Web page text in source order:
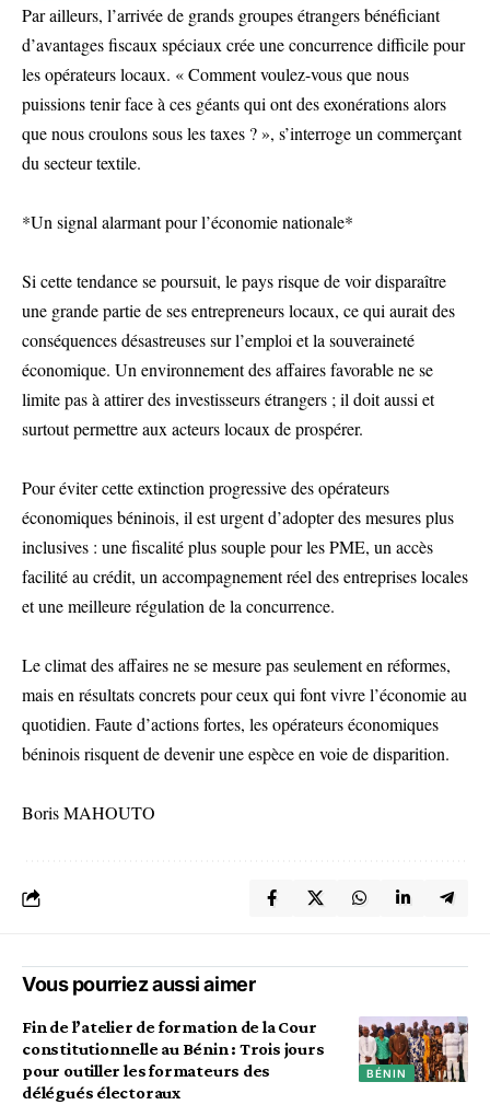
Par ailleurs, l’arrivée de grands groupes étrangers bénéficiant
d’avantages fiscaux spéciaux crée une concurrence difficile pour
les opérateurs locaux. « Comment voulez-vous que nous
puissions tenir face à ces géants qui ont des exonérations alors
que nous croulons sous les taxes ? », s’interroge un commerçant
du secteur textile.
*Un signal alarmant pour l’économie nationale*
Si cette tendance se poursuit, le pays risque de voir disparaître
une grande partie de ses entrepreneurs locaux, ce qui aurait des
conséquences désastreuses sur l’emploi et la souveraineté
économique. Un environnement des affaires favorable ne se
limite pas à attirer des investisseurs étrangers ; il doit aussi et
surtout permettre aux acteurs locaux de prospérer.
Pour éviter cette extinction progressive des opérateurs
économiques béninois, il est urgent d’adopter des mesures plus
inclusives : une fiscalité plus souple pour les PME, un accès
facilité au crédit, un accompagnement réel des entreprises locales
et une meilleure régulation de la concurrence.
Le climat des affaires ne se mesure pas seulement en réformes,
mais en résultats concrets pour ceux qui font vivre l’économie au
quotidien. Faute d’actions fortes, les opérateurs économiques
béninois risquent de devenir une espèce en voie de disparition.
Boris MAHOUTO
Vous pourriez aussi aimer
BÉNIN
Fin de l’atelier de formation de la Cour
constitutionnelle au Bénin : Trois jours
pour outiller les formateurs des
délégués électoraux